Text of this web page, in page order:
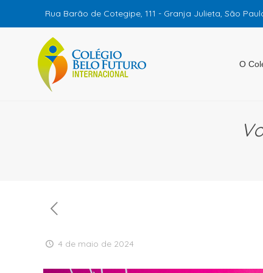
Rua Barão de Cotegipe, 111 - Granja Julieta, São
O
4 de maio de 2024